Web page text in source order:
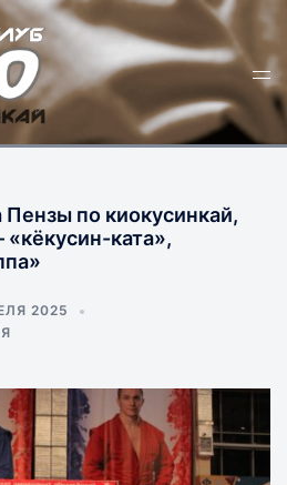
по киокусинкай,
«кёкусин-ката»,
2025